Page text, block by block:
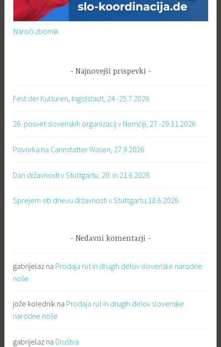
Naroči zbornik
Najnovejši prispevki
Fest der Kulturen, Ingolstadt, 24.-25.7.2026
26. posvet slovenskih organizacij v Nemčiji, 27.-29.11.2026
Povorka na Cannstatter Wasen, 27.9.2026
Dan državnosti v Stuttgartu, 20. in 21.6.2026
Sprejem ob dnevu državnosti v Stuttgartu,18.6.2026
Nedavni komentarji
gabrijelaz na Prodaja rut in drugih delov slovenske narodne
noše
jože kolednik na Prodaja rut in drugih delov slovenske
narodne noše
gabrijelaz na Društva